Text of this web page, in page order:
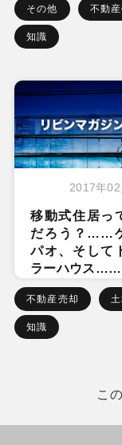
その他 不動
知識
2017年02
移動式住居っ
だろう？……
パオ、そして
ラーハウス……
不動産売却
知識
こ